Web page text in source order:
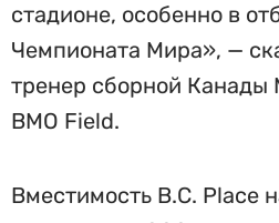
стадионе, особенно в
Чемпионата Мира», —
тренер сборной Канады
BMO Field.
Вместимость B.C. Place